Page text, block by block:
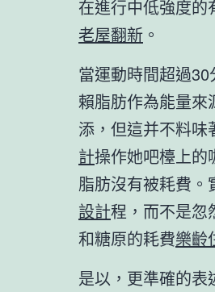
在進行中低強度
老屋翻新 。
當運動時間超過
賴脂肪作為能量來
添，但這并不料
計操作她吧檯上的
脂肪沒有被耗費
設計程，而不是忽
和糖原的耗費樂齡
是以，更準確的